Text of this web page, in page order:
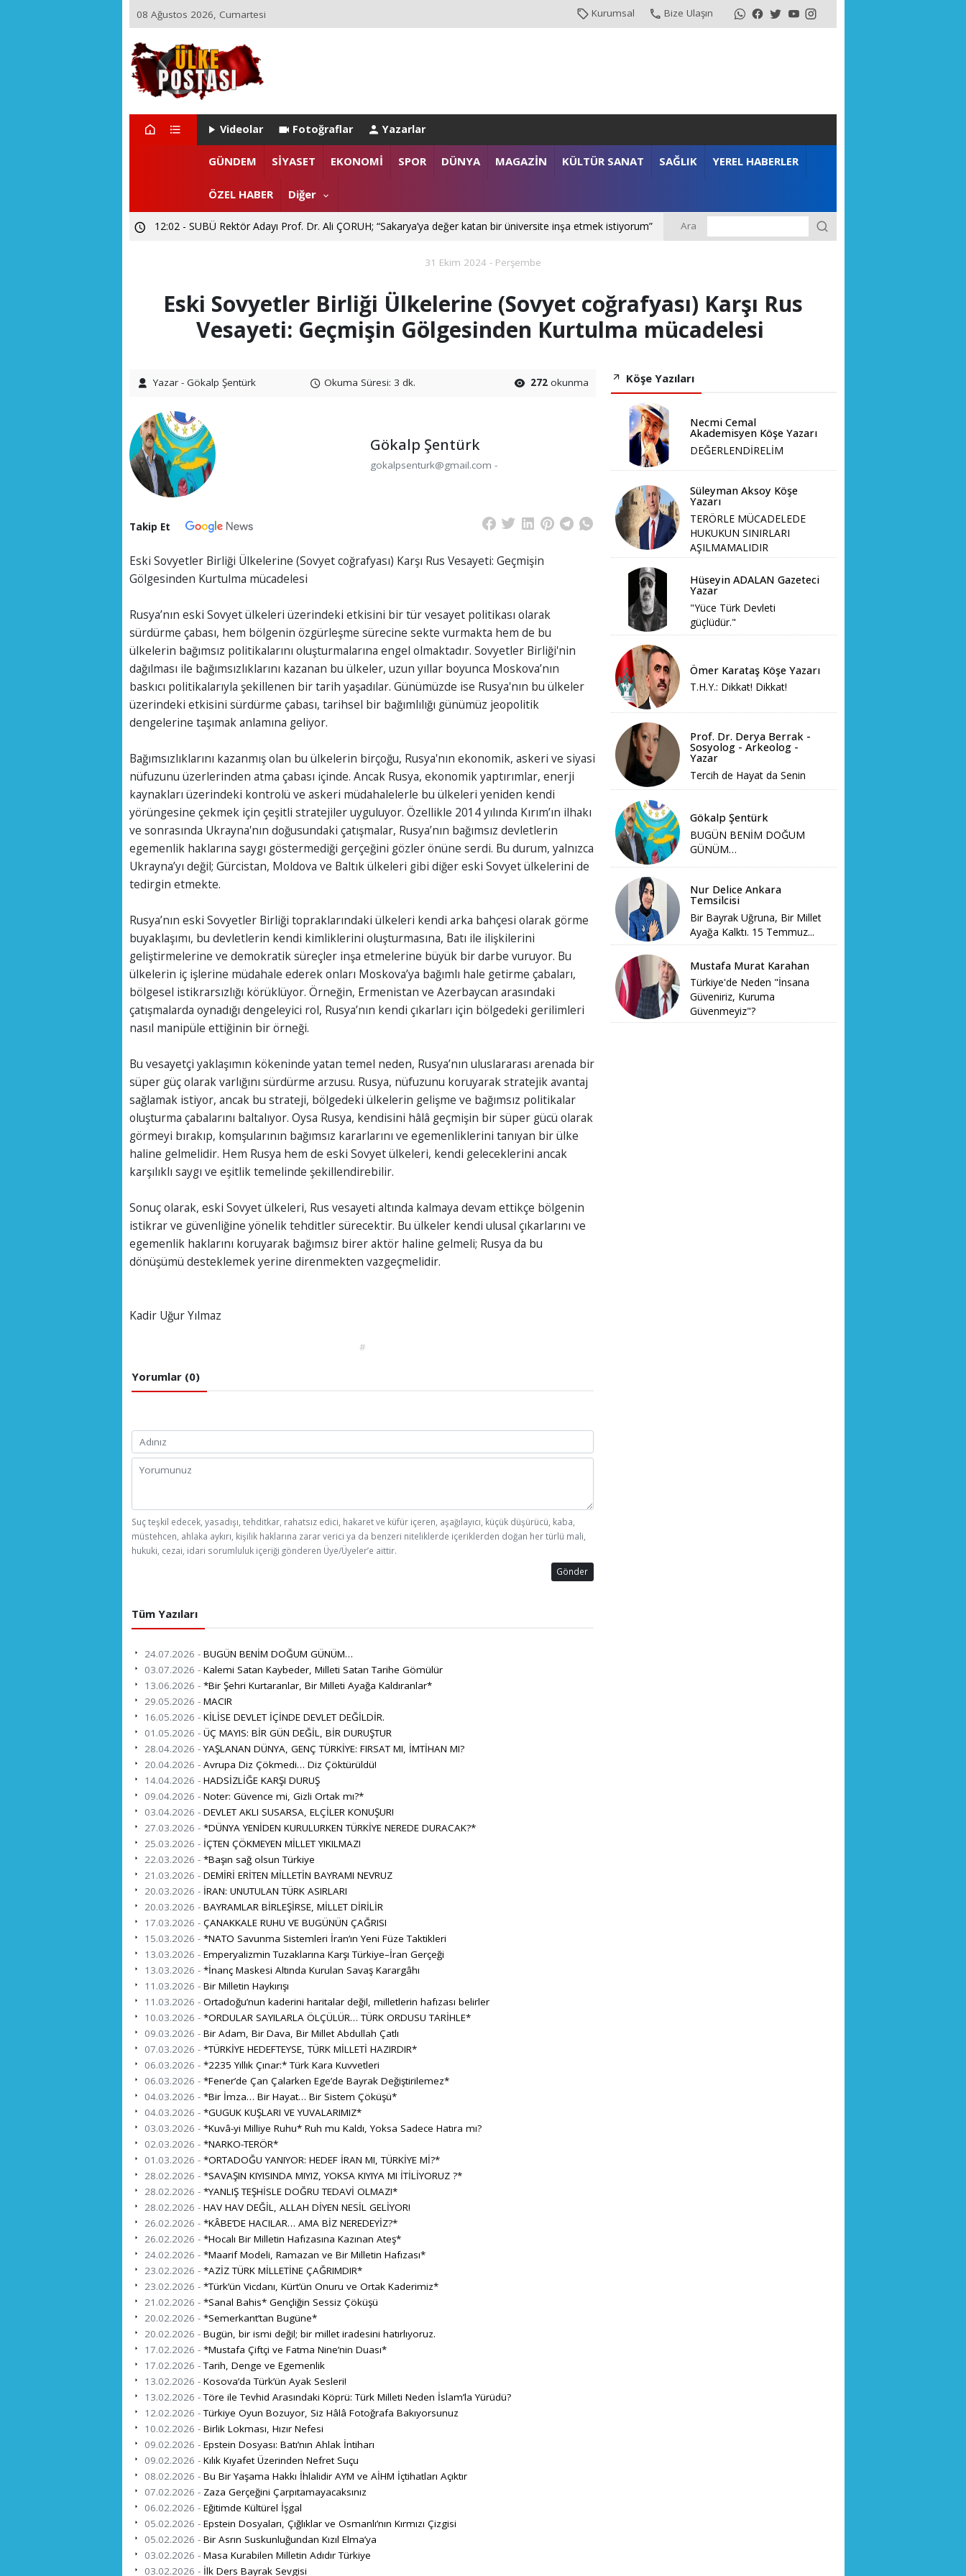
08 Ağustos 2026, Cumartesi Kurumsal Bize Ulaşın
Videolar Fotoğraflar Yazarlar
GÜNDEM SİYASET EKONOMİ SPOR DÜNYA MAGAZİN KÜLTÜR SANAT SAĞLIK YEREL HABERLER
ÖZEL HABER Diğer
22:29 - ZEYNEP ARI TETİK İSTANBUL EMNİYET MÜDÜRLÜĞÜ’NE ATANDI
12:02 - SUBÜ Rektör Adayı Prof. Dr. Ali ÇORUH; “Sakarya’ya değer katan bir üniversite inşa etmek istiyorum” Ara
31 Ekim 2024 - Perşembe
Eski Sovyetler Birliği Ülkelerine (Sovyet coğrafyası) Karşı Rus
Vesayeti: Geçmişin Gölgesinden Kurtulma mücadelesi
Yazar - Gökalp Şentürk Okuma Süresi: 3 dk. 272 okunma
Gökalp Şentürk
gokalpsenturk@gmail.com -
Takip Et
Eski Sovyetler Birliği Ülkelerine (Sovyet coğrafyası) Karşı Rus Vesayeti: Geçmişin
Gölgesinden Kurtulma mücadelesi
Rusya’nın eski Sovyet ülkeleri üzerindeki etkisini bir tür vesayet politikası olarak
sürdürme çabası, hem bölgenin özgürleşme sürecine sekte vurmakta hem de bu
ülkelerin bağımsız politikalarını oluşturmalarına engel olmaktadır. Sovyetler Birliği'nin
dağılması ile bağımsızlıklarını kazanan bu ülkeler, uzun yıllar boyunca Moskova’nın
baskıcı politikalarıyla şekillenen bir tarih yaşadılar. Günümüzde ise Rusya'nın bu ülkeler
üzerindeki etkisini sürdürme çabası, tarihsel bir bağımlılığı günümüz jeopolitik
dengelerine taşımak anlamına geliyor.
Bağımsızlıklarını kazanmış olan bu ülkelerin birçoğu, Rusya'nın ekonomik, askeri ve siyasi
nüfuzunu üzerlerinden atma çabası içinde. Ancak Rusya, ekonomik yaptırımlar, enerji
kaynakları üzerindeki kontrolü ve askeri müdahalelerle bu ülkeleri yeniden kendi
yörüngesine çekmek için çeşitli stratejiler uyguluyor. Özellikle 2014 yılında Kırım’ın ilhakı
ve sonrasında Ukrayna'nın doğusundaki çatışmalar, Rusya’nın bağımsız devletlerin
egemenlik haklarına saygı göstermediği gerçeğini gözler önüne serdi. Bu durum, yalnızca
Ukrayna’yı değil; Gürcistan, Moldova ve Baltık ülkeleri gibi diğer eski Sovyet ülkelerini de
tedirgin etmekte.
Rusya’nın eski Sovyetler Birliği topraklarındaki ülkeleri kendi arka bahçesi olarak görme
buyaklaşımı, bu devletlerin kendi kimliklerini oluşturmasına, Batı ile ilişkilerini
geliştirmelerine ve demokratik süreçler inşa etmelerine büyük bir darbe vuruyor. Bu
ülkelerin iç işlerine müdahale ederek onları Moskova’ya bağımlı hale getirme çabaları,
bölgesel istikrarsızlığı körüklüyor. Örneğin, Ermenistan ve Azerbaycan arasındaki
çatışmalarda oynadığı dengeleyici rol, Rusya’nın kendi çıkarları için bölgedeki gerilimleri
nasıl manipüle ettiğinin bir örneği.
Bu vesayetçi yaklaşımın kökeninde yatan temel neden, Rusya’nın uluslararası arenada bir
süper güç olarak varlığını sürdürme arzusu. Rusya, nüfuzunu koruyarak stratejik avantaj
sağlamak istiyor, ancak bu strateji, bölgedeki ülkelerin gelişme ve bağımsız politikalar
oluşturma çabalarını baltalıyor. Oysa Rusya, kendisini hâlâ geçmişin bir süper gücü olarak
görmeyi bırakıp, komşularının bağımsız kararlarını ve egemenliklerini tanıyan bir ülke
haline gelmelidir. Hem Rusya hem de eski Sovyet ülkeleri, kendi geleceklerini ancak
karşılıklı saygı ve eşitlik temelinde şekillendirebilir.
Sonuç olarak, eski Sovyet ülkeleri, Rus vesayeti altında kalmaya devam ettikçe bölgenin
istikrar ve güvenliğine yönelik tehditler sürecektir. Bu ülkeler kendi ulusal çıkarlarını ve
egemenlik haklarını koruyarak bağımsız birer aktör haline gelmeli; Rusya da bu
dönüşümü desteklemek yerine direnmekten vazgeçmelidir.
Kadir Uğur Yılmaz
#
Yorumlar (0)
Suç teşkil edecek, yasadışı, tehditkar, rahatsız edici, hakaret ve küfür içeren, aşağılayıcı, küçük düşürücü, kaba,
müstehcen, ahlaka aykırı, kişilik haklarına zarar verici ya da benzeri niteliklerde içeriklerden doğan her türlü mali,
hukuki, cezai, idari sorumluluk içeriği gönderen Üye/Üyeler’e aittir.
Gönder
Tüm Yazıları
24.07.2026 - BUGÜN BENİM DOĞUM GÜNÜM…
03.07.2026 - Kalemi Satan Kaybeder, Milleti Satan Tarihe Gömülür
13.06.2026 - *Bir Şehri Kurtaranlar, Bir Milleti Ayağa Kaldıranlar*
29.05.2026 - MACIR
16.05.2026 - KİLİSE DEVLET İÇİNDE DEVLET DEĞİLDİR.
01.05.2026 - ÜÇ MAYIS: BİR GÜN DEĞİL, BİR DURUŞTUR
28.04.2026 -YAŞLANAN DÜNYA, GENÇ TÜRKİYE: FIRSAT MI, İMTİHAN MI?
20.04.2026 - Avrupa Diz Çökmedi… Diz Çöktürüldü!
14.04.2026 - HADSİZLİĞE KARŞI DURUŞ
09.04.2026 - Noter: Güvence mi, Gizli Ortak mı?*
03.04.2026 - DEVLET AKLI SUSARSA, ELÇİLER KONUŞUR!
27.03.2026 - *DÜNYA YENİDEN KURULURKEN TÜRKİYE NEREDE DURACAK?*
25.03.2026 - İÇTEN ÇÖKMEYEN MİLLET YIKILMAZ!
22.03.2026 - *Başın sağ olsun Türkiye
21.03.2026 - DEMİRİ ERİTEN MİLLETİN BAYRAMI NEVRUZ
20.03.2026 - İRAN: UNUTULAN TÜRK ASIRLARI
20.03.2026 - BAYRAMLAR BİRLEŞİRSE, MİLLET DİRİLİR
17.03.2026 - ÇANAKKALE RUHU VE BUGÜNÜN ÇAĞRISI
15.03.2026 - *NATO Savunma Sistemleri İran’ın Yeni Füze Taktikleri
13.03.2026 - Emperyalizmin Tuzaklarına Karşı Türkiye–İran Gerçeği
13.03.2026 - *İnanç Maskesi Altında Kurulan Savaş Karargâhı
11.03.2026 - Bir Milletin Haykırışı
11.03.2026 - Ortadoğu’nun kaderini haritalar değil, milletlerin hafızası belirler
10.03.2026 - *ORDULAR SAYILARLA ÖLÇÜLÜR… TÜRK ORDUSU TARİHLE*
09.03.2026 - Bir Adam, Bir Dava, Bir Millet Abdullah Çatlı
07.03.2026 - *TÜRKİYE HEDEFTEYSE, TÜRK MİLLETİ HAZIRDIR*
06.03.2026 - *2235 Yıllık Çınar:* Türk Kara Kuvvetleri
06.03.2026 - *Fener’de Çan Çalarken Ege’de Bayrak Değiştirilemez*
04.03.2026 - *Bir İmza… Bir Hayat… Bir Sistem Çöküşü*
04.03.2026 - *GUGUK KUŞLARI VE YUVALARIMIZ*
03.03.2026 - *Kuvâ-yi Milliye Ruhu* Ruh mu Kaldı, Yoksa Sadece Hatıra mı?
02.03.2026 - *NARKO-TERÖR*
01.03.2026 - *ORTADOĞU YANIYOR: HEDEF İRAN MI, TÜRKİYE Mİ?*
28.02.2026 - *SAVAŞIN KIYISINDA MIYIZ, YOKSA KIYIYA MI İTİLİYORUZ ?*
28.02.2026 - *YANLIŞ TEŞHİSLE DOĞRU TEDAVİ OLMAZ!*
28.02.2026 - HAV HAV DEĞİL, ALLAH DİYEN NESİL GELİYOR!
26.02.2026 - *KÂBE’DE HACILAR… AMA BİZ NEREDEYİZ?*
26.02.2026 - *Hocalı Bir Milletin Hafızasına Kazınan Ateş*
24.02.2026 - *Maarif Modeli, Ramazan ve Bir Milletin Hafızası*
23.02.2026 - *AZİZ TÜRK MİLLETİNE ÇAĞRIMDIR*
23.02.2026 - *Türk’ün Vicdanı, Kürt’ün Onuru ve Ortak Kaderimiz*
21.02.2026 - *Sanal Bahis* Gençliğin Sessiz Çöküşü
20.02.2026 - *Semerkant’tan Bugüne*
20.02.2026 - Bugün, bir ismi değil; bir millet iradesini hatırlıyoruz.
17.02.2026 - *Mustafa Çiftçi ve Fatma Nine’nin Duası*
17.02.2026 -Tarih, Denge ve Egemenlik
13.02.2026 - Kosova’da Türk’ün Ayak Sesleri!
13.02.2026 -Töre ile Tevhid Arasındaki Köprü: Türk Milleti Neden İslam’la Yürüdü?
12.02.2026 -Türkiye Oyun Bozuyor, Siz Hâlâ Fotoğrafa Bakıyorsunuz
10.02.2026 - Birlik Lokması, Hızır Nefesi
09.02.2026 - Epstein Dosyası: Batı’nın Ahlak İntiharı
09.02.2026 - Kılık Kıyafet Üzerinden Nefret Suçu
08.02.2026 - Bu Bir Yaşama Hakkı İhlalidir AYM ve AİHM İçtihatları Açıktır
07.02.2026 - Zaza Gerçeğini Çarpıtamayacaksınız
06.02.2026 - Eğitimde Kültürel İşgal
05.02.2026 - Epstein Dosyaları, Çığlıklar ve Osmanlı’nın Kırmızı Çizgisi
05.02.2026 - Bir Asrın Suskunluğundan Kızıl Elma’ya
03.02.2026 - Masa Kurabilen Milletin Adıdır Türkiye
03.02.2026 - İlk Ders Bayrak Sevgisi
Köşe Yazıları
Necmi Cemal
Akademisyen Köşe Yazarı
DEĞERLENDİRELİM
Süleyman Aksoy Köşe
Yazarı
TERÖRLE MÜCADELEDE
HUKUKUN SINIRLARI
AŞILMAMALIDIR
Hüseyin ADALAN Gazeteci
Yazar
"Yüce Türk Devleti
güçlüdür."
Ömer Karataş Köşe Yazarı
T.H.Y.: Dikkat! Dikkat!
Prof. Dr. Derya Berrak -
Sosyolog - Arkeolog -
Yazar
Tercih de Hayat da Senin
Gökalp Şentürk
BUGÜN BENİM DOĞUM
GÜNÜM…
Nur Delice Ankara
Temsilcisi
Bir Bayrak Uğruna, Bir Millet
Ayağa Kalktı. 15 Temmuz...
Mustafa Murat Karahan
Türkiye'de Neden "İnsana
Güveniriz, Kuruma
Güvenmeyiz"?